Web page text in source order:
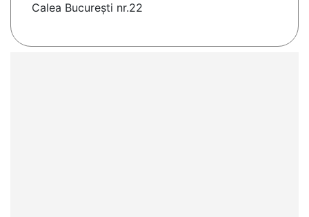
Calea București nr.22